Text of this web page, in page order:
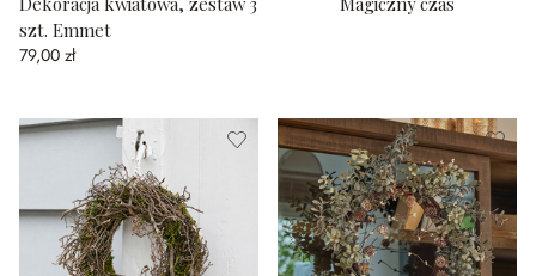
szt. Emmet
79,00 zł